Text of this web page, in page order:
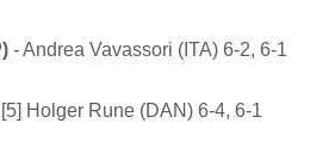
- Andrea Vavassori (ITA) 6-2, 6-1
Holger Rune (DAN) 6-4, 6-1